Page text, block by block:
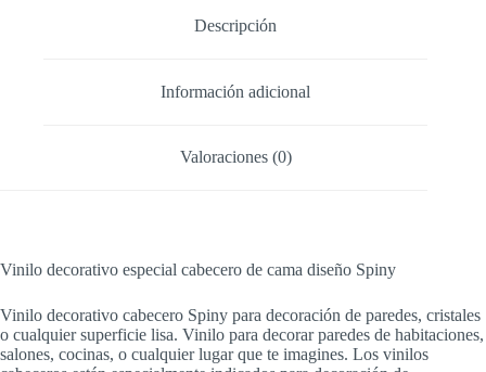
Descripción
Información adicional
Valoraciones (0)
Vinilo decorativo especial cabecero de cama diseño Spiny
Vinilo decorativo cabecero Spiny para decoración de paredes, cristales
o cualquier superficie lisa. Vinilo para decorar paredes de habitaciones,
salones, cocinas, o cualquier lugar que te imagines. Los vinilos